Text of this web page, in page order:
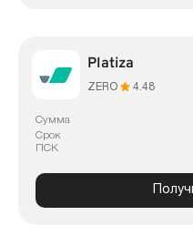
Platiza
ZERO 4.48
Сумма
Срок
ПСК